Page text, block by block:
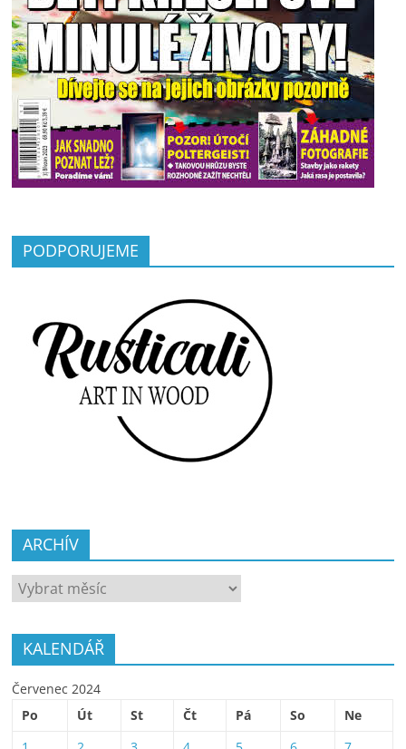
PODPORUJEME
ARCHÍV
ARCHÍV
KALENDÁŘ
Červenec 2024
Po
Út St Čt Pá So
Ne